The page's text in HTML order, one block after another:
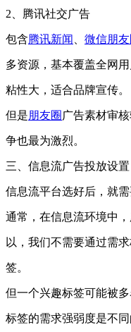
2、腾讯社交广告
包含腾讯新闻 微信朋友
多资源，基本覆盖全网
粘性大，适合品牌宣传。
但是朋友圈 广告素材审
争也最为激烈。
三、信息流广告投放设置
信息流平台选好后，就需
通常，在信息流环境中
以，我们不需要通过需
签。
但一个兴趣标签可能被
标签的需求强弱度是不同